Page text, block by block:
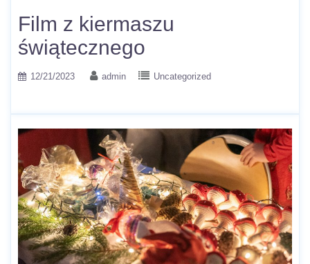
Film z kiermaszu
świątecznego
12/21/2023 admin Uncategorized